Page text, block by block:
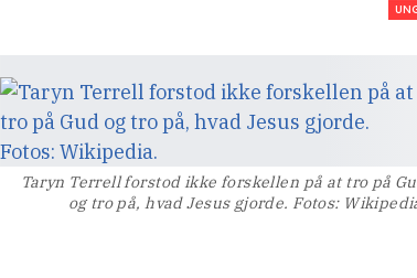
Taryn Terrell forstod ikke forskellen på at tro på
og tro på, hvad Jesus gjorde. Fotos: